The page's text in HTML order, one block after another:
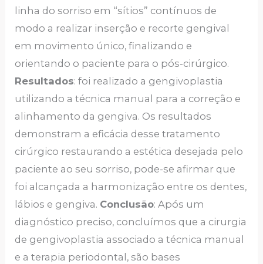
linha do sorriso em “sítios” contínuos de
modo a realizar inserção e recorte gengival
em movimento único, finalizando e
orientando o paciente para o pós-cirúrgico.
Resultados: foi realizado a gengivoplastia
utilizando a técnica manual para a correção e
alinhamento da gengiva. Os resultados
demonstram a eficácia desse tratamento
cirúrgico restaurando a estética desejada pelo
paciente ao seu sorriso, pode-se afirmar que
foi alcançada a harmonização entre os dentes,
lábios e gengiva. Conclusão: Após um
diagnóstico preciso, concluímos que a cirurgia
de gengivoplastia associado a técnica manual
e a terapia periodontal, são bases